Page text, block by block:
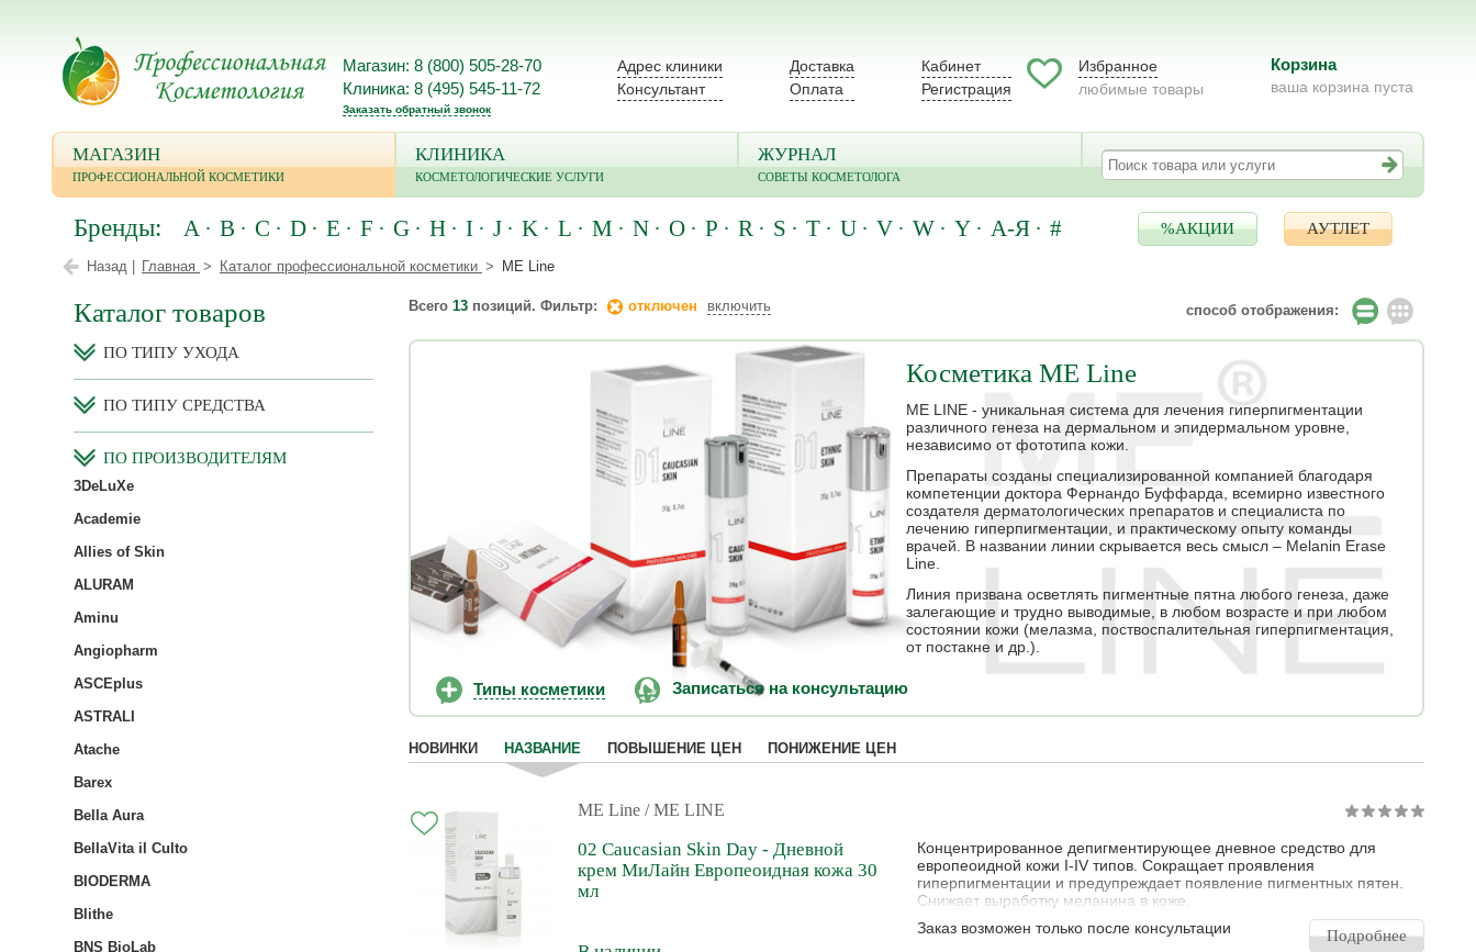
Магазин: 8 (800) 505-28-70
Клиника: 8 (495) 545-11-72
Заказать обратный звонок
Адрес клиники
Консультант
Доставка
Оплата
Кабинет
Регистрация
Избранное
любимые товары
Корзина
ваша корзина пуста
МАГАЗИН
ПРОФЕССИОНАЛЬНОЙ КОСМЕТИКИ
КЛИНИКА
КОСМЕТОЛОГИЧЕСКИЕ УСЛУГИ
ЖУРНАЛ
СОВЕТЫ КОСМЕТОЛОГА
Бренды: A B C D E F G H I J K L M N O P R S T U V W Y А-Я # %АКЦИИ АУТЛЕТ
Назад | Главная Каталог профессиональной косметики ME Line
Всего 13 позиций. Фильтр: отключен включить способ отображения:
Косметика ME Line
ME LINE - уникальная система для лечения гиперпигментации
различного генеза на дермальном и эпидермальном уровне,
независимо от фототипа кожи.
Препараты созданы специализированной компанией благодаря
компетенции доктора Фернандо Буффарда, всемирно известного
создателя дерматологических препаратов и специалиста по
лечению гиперпигментации, и практическому опыту команды
врачей. В названии линии скрывается весь смысл – Melanin Erase
Line.
Линия призвана осветлять пигментные пятна любого генеза, даже
залегающие и трудно выводимые, в любом возрасте и при любом
состоянии кожи (мелазма, поствоспалительная гиперпигментация,
от постакне и др.).
Типы косметики Записаться на консультацию
НОВИНКИ НАЗВАНИЕ ПОВЫШЕНИЕ ЦЕН ПОНИЖЕНИЕ ЦЕН
ME Line / ME LINE
02 Caucasian Skin Day - Дневной
крем МиЛайн Европеоидная кожа 30
мл
Концентрированное депигментирующее дневное средство для
европеоидной кожи I-IV типов. Сокращает проявления
гиперпигментации и предупреждает появление пигментных пятен.
Снижает выработку меланина в коже.
Заказ возможен только после консультации
Подробнее
Каталог товаров
ПО ТИПУ УХОДА
ПО ТИПУ СРЕДСТВА
ПО ПРОИЗВОДИТЕЛЯМ
3DeLuXe
Academie
Allies of Skin
ALURAM
Aminu
Angiopharm
ASCEplus
ASTRALI
Atache
Barex
Bella Aura
BellaVita il Culto
BIODERMA
Blithe
BNS BioLab